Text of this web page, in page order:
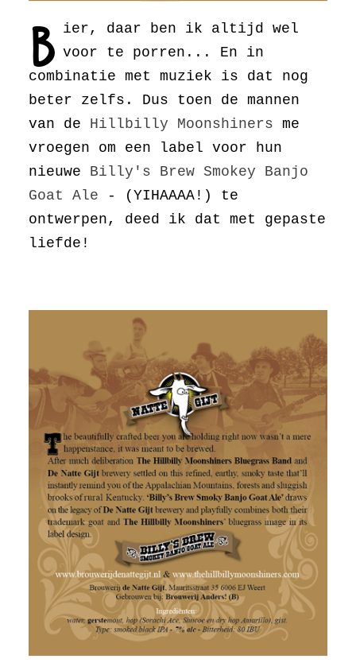
B ier, daar ben ik altijd wel
voor te porren... En in
combinatie met muziek is dat nog
beter zelfs. Dus toen de mannen
van de Hillbilly Moonshiners me
vroegen om een label voor hun
nieuwe Billy's Brew Smokey Banjo
Goat Ale - (YIHAAAA!) te
ontwerpen, deed ik dat met gepaste
liefde!